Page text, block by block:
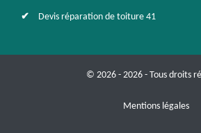
Devis réparation de toiture 41
© 2026 - 2026 - Tous droits
Mentions légales